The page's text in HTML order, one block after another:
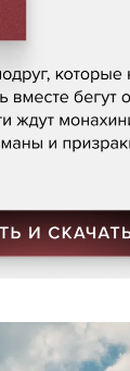
«Тут